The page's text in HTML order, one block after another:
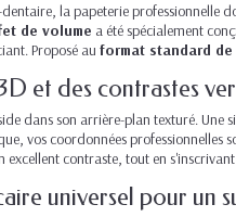
la papeterie professionnelle
de volume a été spécialement
Proposé au format standard de
et des contrastes
dans son arrière-plan texturé.
vos coordonnées
contraste, tout en
universel pour un